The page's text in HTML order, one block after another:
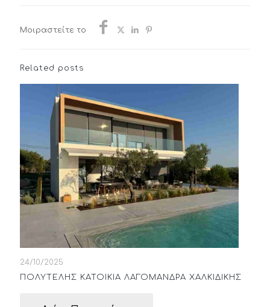
Μοιραστείτε το
Related posts
24/10/2025
ΠΟΛΥΤΕΛΗΣ ΚΑΤΟΙΚΙΑ ΛΑΓΟΜΑΝΔΡΑ ΧΑΛΚΙΔΙΚΗΣ